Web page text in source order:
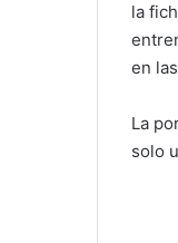
la
en
La
solo